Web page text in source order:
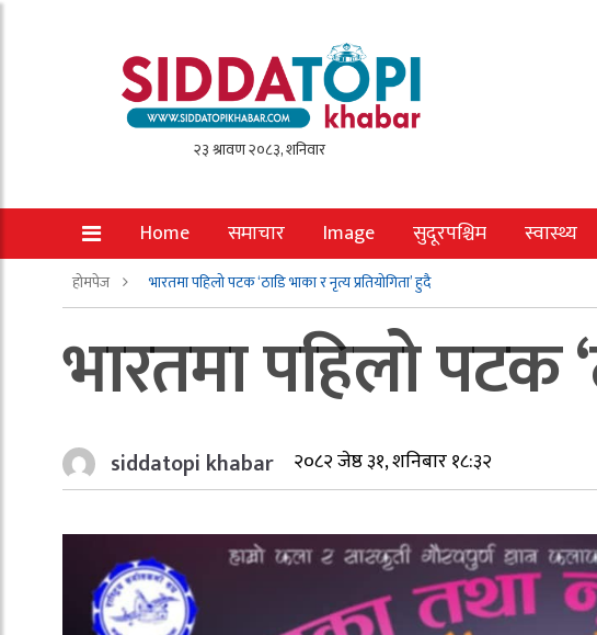
Home समाचार Image सुदूरपश्चिम स्वास्थ्य
होमपेज भारतमा पहिलो पटक ‘ठाडि भाका र नृत्य प्रतियोगिता’ हुदै
भारतमा पहिलो पटक
siddatopi khabar २०८२ जेष्ठ ३१, शनिबार १८:३२